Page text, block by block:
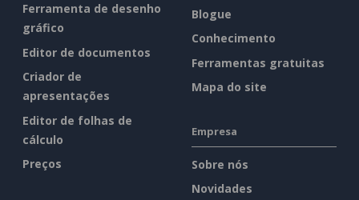
Ferramenta de desenho
gráfico
Editor de documentos
Criador de
apresentações
Editor de folhas de
cálculo
Preços
Blogue
Conhecimento
Ferramentas gratuitas
Mapa do site
Empresa
Sobre nós
Novidades